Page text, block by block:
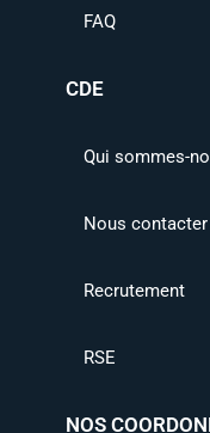
FAQ
CDE
Qui sommes-
Nous contacter
Recrutement
RSE
NOS